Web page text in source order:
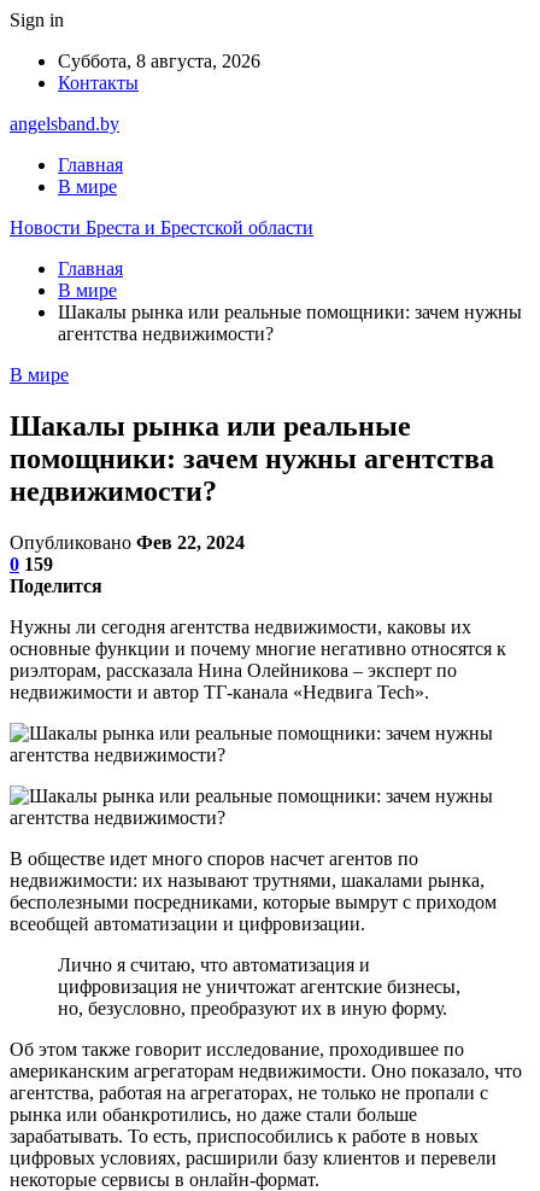
Sign in
Суббота, 8 августа, 2026
Контакты
angelsband.by
Главная
В мире
Новости Бреста и Брестской области
Главная
В мире
Шакалы рынка или реальные помощники: зачем нужны
агентства недвижимости?
В мире
Шакалы рынка или реальные
помощники: зачем нужны агентства
недвижимости?
Опубликовано Фев 22, 2024
0 159
Поделится
Нужны ли сегодня агентства недвижимости, каковы их
основные функции и почему многие негативно относятся к
риэлторам, рассказала Нина Олейникова – эксперт по
недвижимости и автор ТГ-канала «Недвига Tech».
В обществе идет много споров насчет агентов по
недвижимости: их называют трутнями, шакалами рынка,
бесполезными посредниками, которые вымрут с приходом
всеобщей автоматизации и цифровизации.
Лично я считаю, что автоматизация и
цифровизация не уничтожат агентские бизнесы,
но, безусловно, преобразуют их в иную форму.
Об этом также говорит исследование, проходившее по
американским агрегаторам недвижимости. Оно показало, что
агентства, работая на агрегаторах, не только не пропали с
рынка или обанкротились, но даже стали больше
зарабатывать. То есть, приспособились к работе в новых
цифровых условиях, расширили базу клиентов и перевели
некоторые сервисы в онлайн-формат.